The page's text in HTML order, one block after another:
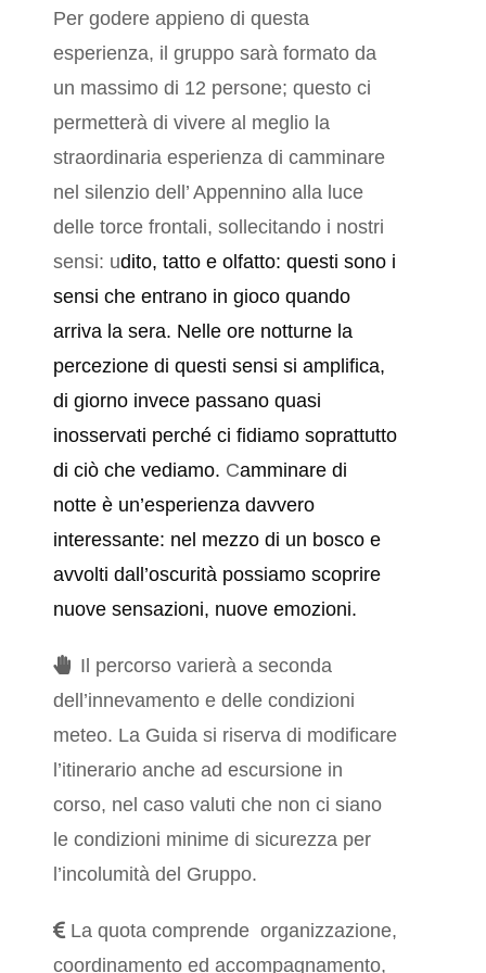
Per godere appieno di questa
esperienza, il gruppo sarà formato da
un massimo di 12 persone; questo ci
permetterà di vivere al meglio la
straordinaria esperienza di camminare
nel silenzio dell’ Appennino alla luce
delle torce frontali, sollecitando i nostri
sensi: udito, tatto e olfatto: questi sono i
sensi che entrano in gioco quando
arriva la sera. Nelleore notturne la
percezione di questi sensi si amplifica,
di giorno invece passano quasi
inosservati perché ci fidiamo soprattutto
di ciò che vediamo. Camminare di
notte è un’esperienza davvero
interessante: nel mezzo di un bosco e
avvolti dall’oscurità possiamo scoprire
nuove sensazioni, nuove emozioni.
Il percorso varierà a seconda
dell’innevamento e delle condizioni
meteo. La Guida si riserva di modificare
l’itinerario anche ad escursione in
corso, nel caso valuti che non ci siano
le condizioni minime di sicurezza per
l’incolumità del Gruppo.
La quota comprende organizzazione,
coordinamento ed accompagnamento,